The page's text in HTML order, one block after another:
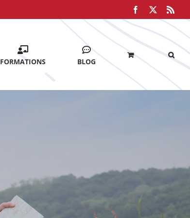
Facebook
FORMATIONS BLOG